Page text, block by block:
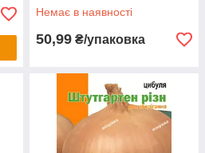
Немає в наявності
50,99 ₴/упаковка